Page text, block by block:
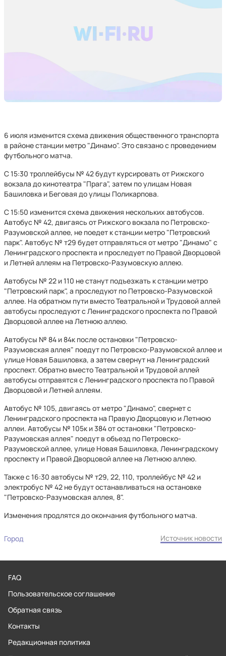
6 июля изменится схема движения общественного транспорта
в районе станции метро "Динамо". Это связано с проведением
футбольного матча.
С 15:30 троллейбусы № 42 будут курсировать от Рижского
вокзала до кинотеатра "Прага", затем по улицам Новая
Башиловка и Беговая до улицы Поликарпова.
С 15:50 изменится схема движения нескольких автобусов.
Автобус № 42, двигаясь от Рижского вокзала по Петровско-
Разумовской аллее, не поедет к станции метро "Петровский
парк". Автобус № т29 будет отправляться от метро "Динамо" с
Ленинградского проспекта и проследует по Правой Дворцовой
и Летней аллеям на Петровско-Разумовскую аллею.
Автобусы № 22 и 110 не станут подъезжать к станции метро
"Петровский парк", а проследуют по Петровско-Разумовской
аллее. На обратном пути вместо Театральной и Трудовой аллей
автобусы проследуют с Ленинградского проспекта по Правой
Дворцовой аллее на Летнюю аллею.
Автобусы № 84 и 84к после остановки "Петровско-
Разумовская аллея" поедут по Петровско-Разумовской аллее и
улице Новая Башиловка, а затем свернут на Ленинградский
проспект. Обратно вместо Театральной и Трудовой аллей
автобусы отправятся с Ленинградского проспекта по Правой
Дворцовой и Летней аллеям.
Автобус № 105, двигаясь от метро "Динамо", свернет с
Ленинградского проспекта на Правую Дворцовую и Летнюю
аллеи. Автобусы № 105к и 384 от остановки "Петровско-
Разумовская аллея" поедут в объезд по Петровско-
Разумовской аллее, улице Новая Башиловка, Ленинградскому
проспекту и Правой Дворцовой аллее на Летнюю аллею.
Также с 16:30 автобусы № т29, 22, 110, троллейбус № 42 и
электробус № 42 не будут останавливаться на остановке
"Петровско-Разумовская аллея, 8".
Изменения продлятся до окончания футбольного матча.
Город Источник новости
FAQ
Пользовательское соглашение
Обратная связь
Контакты
Редакционная политика